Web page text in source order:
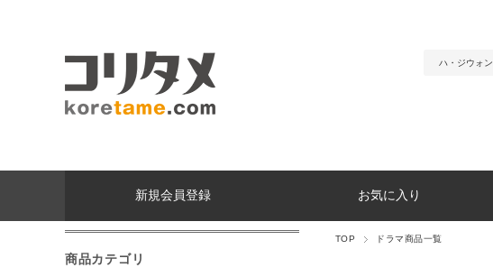
ハ・ジウォン
新規会員登録 お気に入り
TOP ドラマ商品一覧
商品カテゴリ